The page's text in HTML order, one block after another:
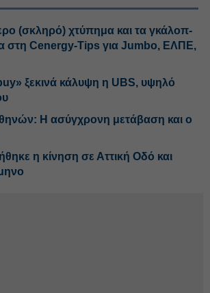
(σκληρό) χτύπημα και τα γκάλοπ-
στη Cenergy-Tips για Jumbo, ΕΛΠΕ,
ξεκινά κάλυψη η UBS, υψηλό
Η ασύγχρονη μετάβαση και ο
η κίνηση σε Αττική Οδό και